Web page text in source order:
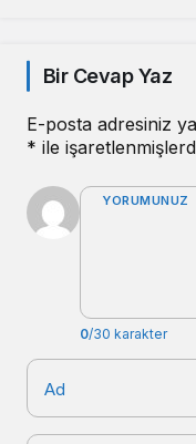
Bir Cevap Yaz
E-posta adresiniz
* ile
YORUMUNUZ
0/30 karakter
Ad